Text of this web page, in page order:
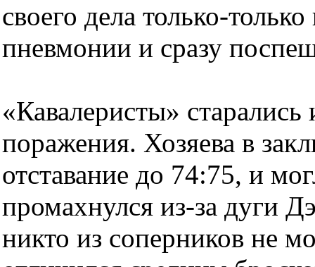
своего дела только-
пневмонии и сразу
«Кавалеристы»
поражения. Хозяева в
отставание до 74:75, и
промахнулся из-за дуги
никто из соперников не